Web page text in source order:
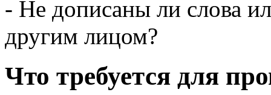
- Не дописаны ли слова
другим лицом?
Что требуется для